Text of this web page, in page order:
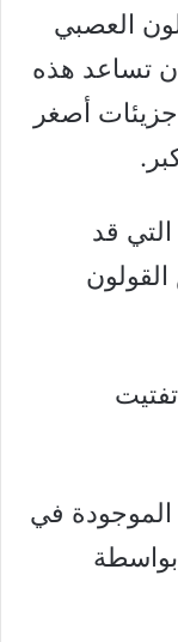
العصبي
تساعد هذه
أصغر
قد
الموجودة في
بواسطة